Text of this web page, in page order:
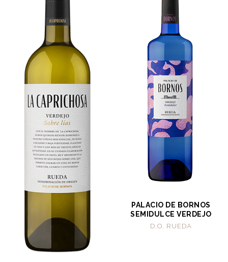
PALACIO DE BORNOS
SEMIDULCE VERDEJO
D.O. RUEDA